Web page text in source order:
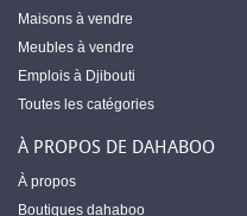
Maisons à vendre
Meubles à vendre
Emplois à Djibouti
Toutes les catégories
À PROPOS DE DAHABOO
À propos
Boutiques dahaboo